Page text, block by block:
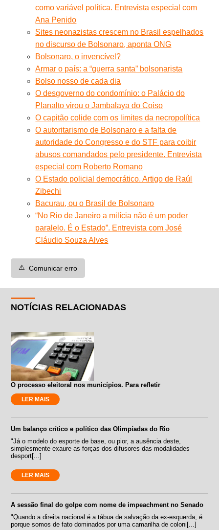
como variável política. Entrevista especial com
Ana Penido
Sites neonazistas crescem no Brasil espelhados
no discurso de Bolsonaro, aponta ONG
Bolsonaro, o invencível?
Armar o país: a “guerra santa” bolsonarista
Bolso nosso de cada dia
O desgoverno do condomínio: o Palácio do
Planalto virou o Jambalaya do Coiso
O capitão colide com os limites da necropolítica
O autoritarismo de Bolsonaro e a falta de
autoridade do Congresso e do STF para coibir
abusos comandados pelo presidente. Entrevista
especial com Roberto Romano
O Estado policial democrático. Artigo de Raúl
Zibechi
Bacurau, ou o Brasil de Bolsonaro
“No Rio de Janeiro a milícia não é um poder
paralelo. É o Estado”. Entrevista com José
Cláudio Souza Alves
⚠️ Comunicar erro
NOTÍCIAS RELACIONADAS
O processo eleitoral nos municípios. Para refletir
LER MAIS
Um balanço crítico e político das Olimpíadas do Rio
"Já o modelo do esporte de base, ou pior, a ausência deste,
simplesmente exaure as forças dos difusores das modalidades
desport[...]
LER MAIS
A sessão final do golpe com nome de impeachment no Senado
"Quando a direita nacional é a tábua de salvação da ex-esquerda, é
porque somos de fato dominados por uma camarilha de coloni[...]